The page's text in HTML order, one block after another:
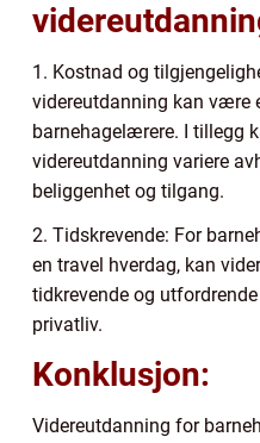
1. Kostnad og
videreutdanning kan være
barnehagelærere. I tillegg
videreutdanning variere
beliggenhet og tilgang.
2. Tidskrevende: For
en travel hverdag, kan
tidkrevende og
privatliv.
Konklusjon:
Videreutdanning for